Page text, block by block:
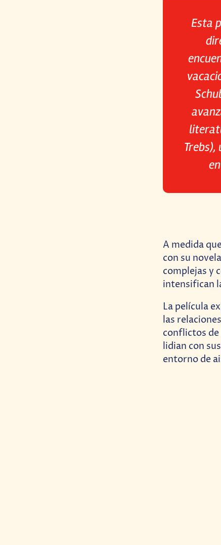
Esta
A medida
con su
complejas y
intensifican
La película
las
conflictos de
lidian con
entorno de